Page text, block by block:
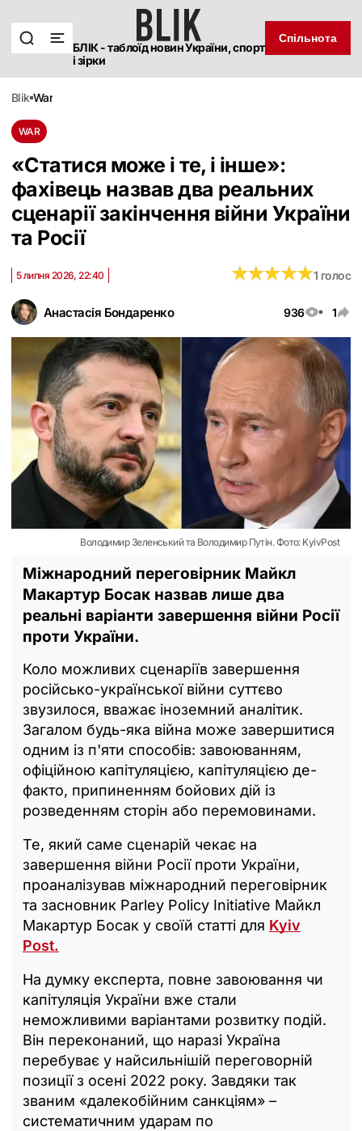
БЛІК - таблоїд новин України, спорт
і зірки
Спільнота
blik war
WAR
«Статися може і те, і інше‎»:
фахівець назвав два реальних
сценарії закінчення війни України
та Росії
Анастасія Бондаренко 936 1
5 липня 2026, 22:40 ★★★★★
★★★★★1 голос
Володимир Зеленський та Володимир Путін. Фото: KyivPost
Міжнародний переговірник Майкл
Макартур Босак назвав лише два
реальні варіанти завершення війни Росії
проти України.
Коло можливих сценаріїв завершення
російсько-української війни суттєво
звузилося, вважає іноземний аналітик.
Загалом будь-яка війна може завершитися
одним із п'яти способів: завоюванням,
офіційною капітуляцією, капітуляцією де-
факто, припиненням бойових дій із
розведенням сторін або перемовинами.
Те, який саме сценарій чекає на
завершення війни Росії проти України,
проаналізував міжнародний переговірник
та засновник Parley Policy Initiative Майкл
Макартур Босак у своїй статті для Kyiv
Post.
На думку експерта, повне завоювання чи
капітуляція України вже стали
неможливими варіантами розвитку подій.
Він переконаний, що наразі Україна
перебуває у найсильнішій переговорній
позиції з осені 2022 року. Завдяки так
званим «далекобійним санкціям» –
систематичним ударам по